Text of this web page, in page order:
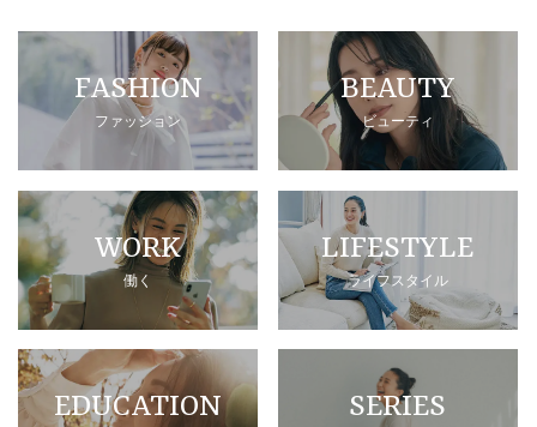
FASHION
ファッション
BEAUTY
ビューティ
WORK
働く
LIFESTYLE
ライフスタイル
EDUCATION SERIES